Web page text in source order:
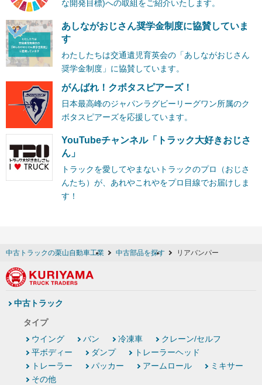
な開発目標)への取組をご紹介いたします。
あしながおじさん奨学金制度に協賛していま
す
わたしたちは交通遺児育英会の「あしながおじさん
奨学金制度」に協賛しています。
がんばれ！クボタスピアーズ！
日本最高峰のジャパンラグビーリーグワン所属のク
ボタスピアーズを応援しています。
YouTubeチャンネル「トラック大好きおじさ
ん」
トラックを愛してやまないトラックのプロ（おじさ
んたち）が、あれやこれやをプロ目線でお届けしま
す！
中古トラックの栗山自動車工業 中古部品を探す リアバンパー
中古トラック
タイプ
ウイング
バン 冷凍車
クレーン/セルフ
平ボディー
ダンプ
トレーラーヘッド
トレーラー
パッカー アームロール
ミキサー
その他